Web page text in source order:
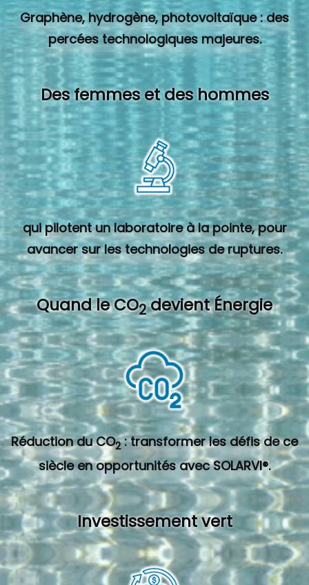
Graphène, hydrogène, photovoltaïque : des
percées technologiques majeures.
Des femmes et des hommes
qui pilotent un laboratoire à la pointe, pour
avancer sur les technologies de ruptures.
Quand le CO2devient Énergie
Réduction du CO2 : transformer les défis de ce
siècle en opportunités avec SOLARVI®.
Investissement vert